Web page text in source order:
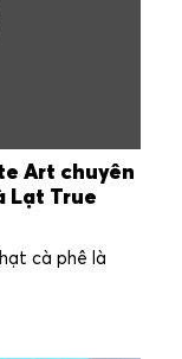
Art chuyên
Lạt True
cà phê là